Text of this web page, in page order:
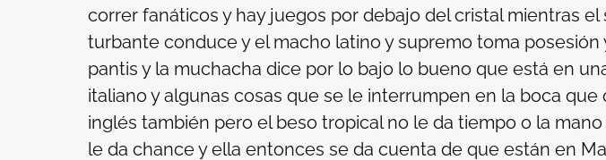
correr fanáticos y hay juegos por debajo del cristal mientras el
turbante conduce y el macho latino y supremo toma posesión
pantis y la muchacha dice por lo bajo lo bueno que está en
italiano y algunas cosas que se le interrumpen en la boca que
inglés también pero el beso tropical no le da tiempo o la
le da chance y ella entonces se da cuenta de que están en